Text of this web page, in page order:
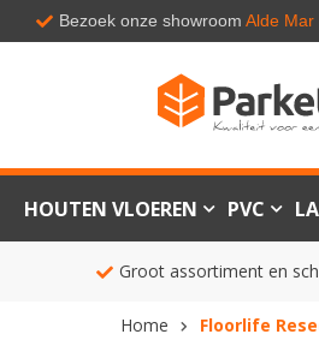
Bezoek onze showroom Alde Mar
HOUTEN VLOEREN PVC
Groot assortiment en
Home Floorlife